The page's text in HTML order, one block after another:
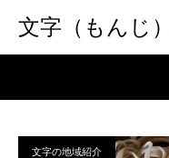
文字（もんじ
文字の地域紹介